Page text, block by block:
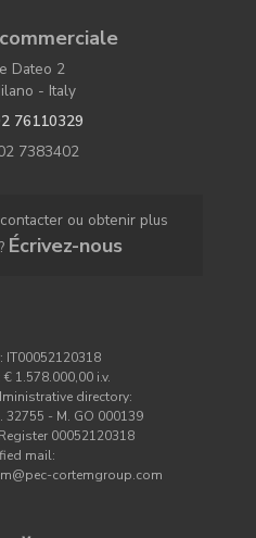
Dateo 2
- Italy
76110329
7383402
ou obtenir plus
Écrivez-nous
IT00052120318
1.578.000,00 i.v.
directory:
32755 - M. GO 000139
00052120318
mail:
cortemgroup.com